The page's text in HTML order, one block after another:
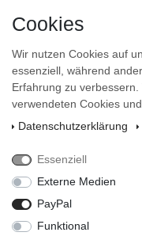
Newsletter anmelden
E-MAIL **
Newsletter
Hiermit bestätige ich, dass ich
Cookies
Wir nutzen Cookies auf
essenziell, während
Erfahrung zu
verwendeten Cookies
Daten­schutz­erklärung
Essenziell
Externe Medien
PayPal
Funktional